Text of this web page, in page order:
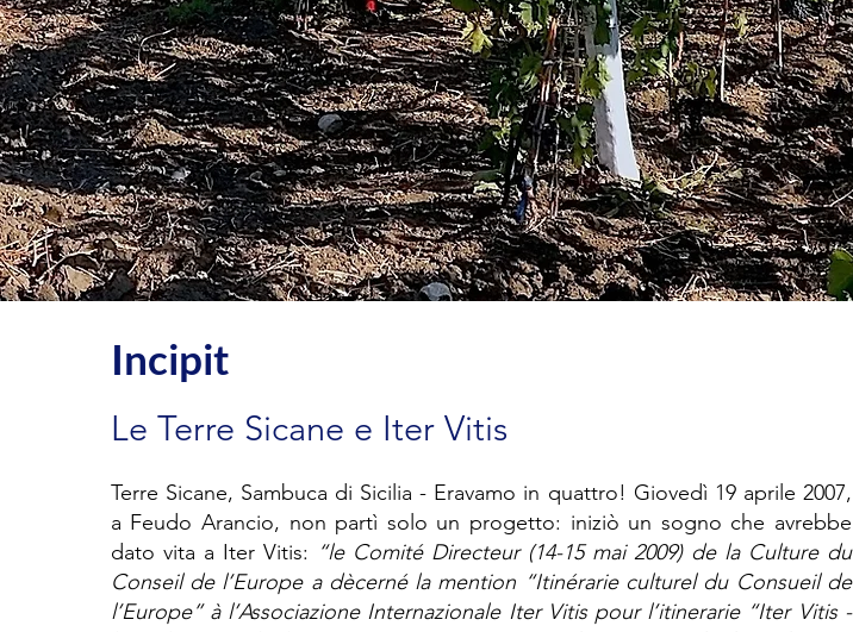
Incipit
Le Terre Sicane e Iter Vitis
Terre Sicane, Sambuca di Sicilia - Eravamo in quattro! Giovedì 19 aprile 2007,
a Feudo Arancio, non partì solo un progetto: iniziò un sogno che avrebbe
dato vita a Iter Vitis: “le Comité Directeur (14-15 mai 2009) de la Culture du
Conseil de l’Europe a dècerné la mention “Itinérarie culturel du Consueil de
l’Europe” à l’Associazione Internazionale Iter Vitis pour l’itinerarie “Iter Vitis -